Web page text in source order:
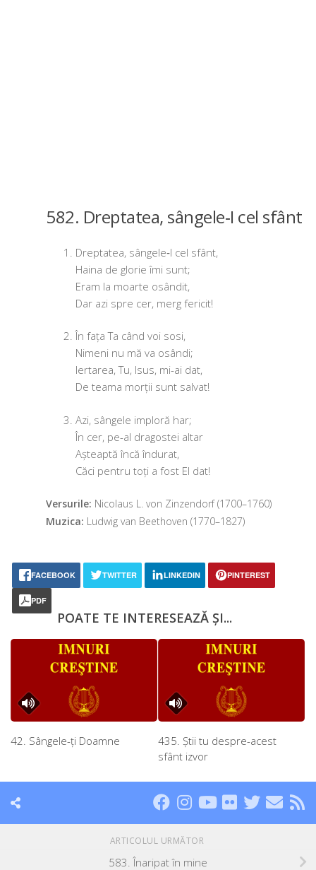
582. Dreptatea, sângele‑I cel sfânt
Dreptatea, sângele‑I cel sfânt,
Haina de glo­rie îmi sunt;
Eram la moar­te osândit,
Dar azi spre cer, merg fericit!
În fața Ta când voi sosi,
Nimeni nu mă va osândi;
Iertarea, Tu, Isus, mi-ai dat,
De tea­ma mor­ții sunt salvat!
Azi, sân­ge­le implo­ră har;
În cer, pe-al dra­gos­tei altar
Așteaptă încă îndurat,
Căci pen­tru toți a fost El dat!
Versurile: Nicolaus L. von Zinzendorf (1700–1760)
Muzica: Ludwig van Beethoven (1770–1827)
FACEBOOK TWITTER LINKEDIN PINTEREST
PDF
POATE TE INTERESEAZĂ ȘI...
42. Sângele-ţi Doamne
435. Ştii tu despre-acest
sfânt izvor
ARTICOLUL URMĂTOR
583. Înaripat în mine